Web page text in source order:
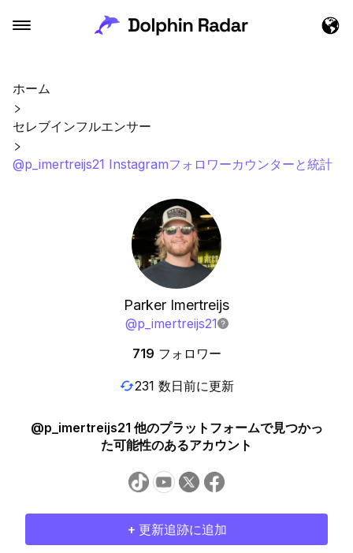
ホーム
セレブインフルエンサー
@p_imertreijs21 Instagramフォロワーカウンターと統計
Parker Imertreijs
@p_imertreijs21
719 フォロワー
231 数日前に更新
@p_imertreijs21 他のプラットフォームで見つかっ
た可能性のあるアカウント
+ 更新追跡に追加